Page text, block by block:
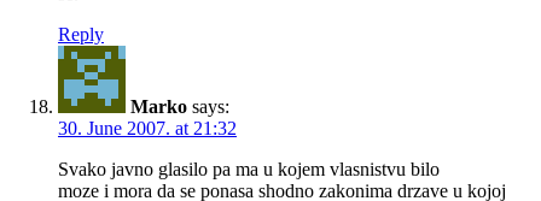
Reply
Marko says:
30. June 2007. at 21:32
Svako javno glasilo pa ma u kojem vlasnistvu bilo
moze i mora da se ponasa shodno zakonima drzave u kojoj